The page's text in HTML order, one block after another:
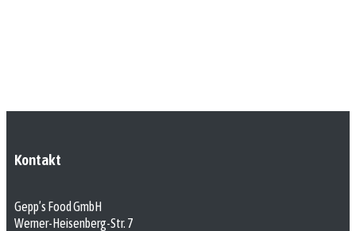
Kontakt
Gepp’s Food GmbH
Werner-Heisenberg-Str. 7